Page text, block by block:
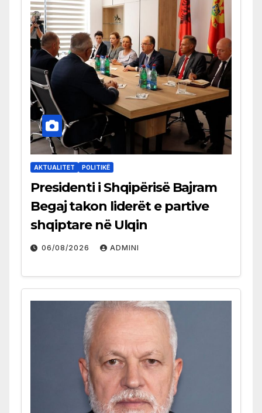
AKTUALITET POLITIKË
Presidenti i Shqipërisë Bajram
Begaj takon liderët e partive
shqiptare në Ulqin
06/08/2026 ADMINI